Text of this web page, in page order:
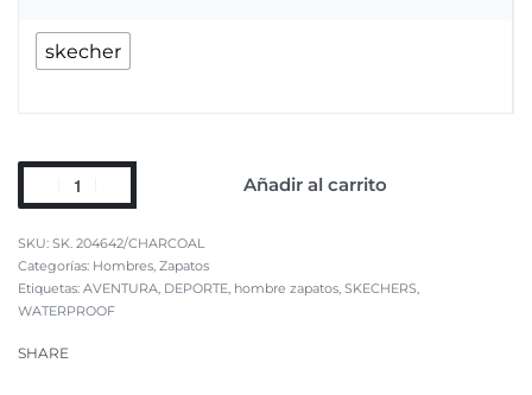
skecher
Añadir al carrito
SK. 204642/CHARCOAL
Categorías: Hombres, Zapatos
Etiquetas: AVENTURA, DEPORTE, hombre zapatos, SKECHERS,
WATERPROOF
SHARE